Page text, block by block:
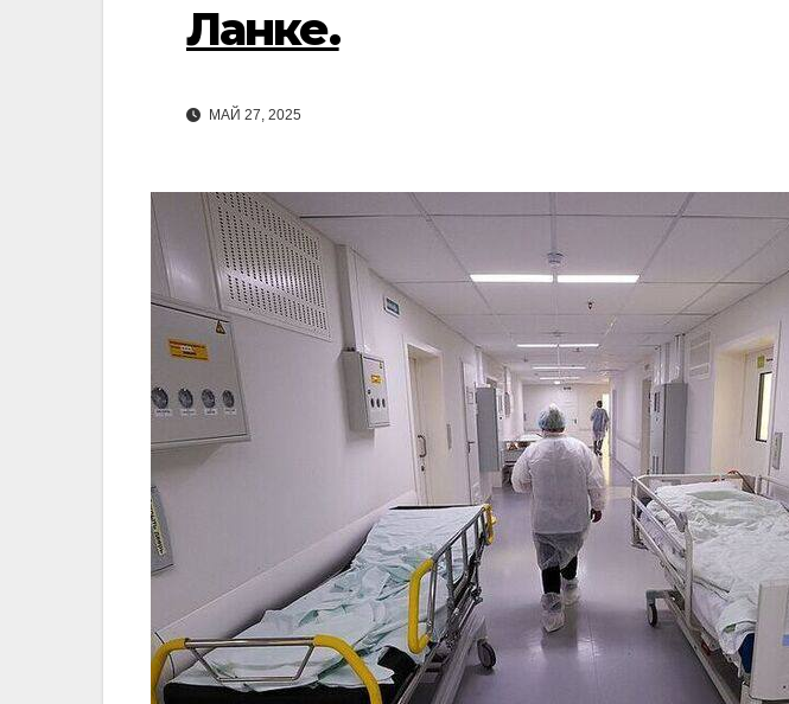
Ланке.
МАЙ 27, 2025